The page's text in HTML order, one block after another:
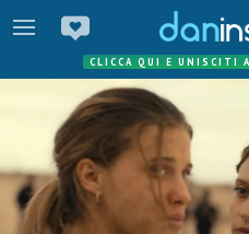
CLICCA QUI E UNISCITI